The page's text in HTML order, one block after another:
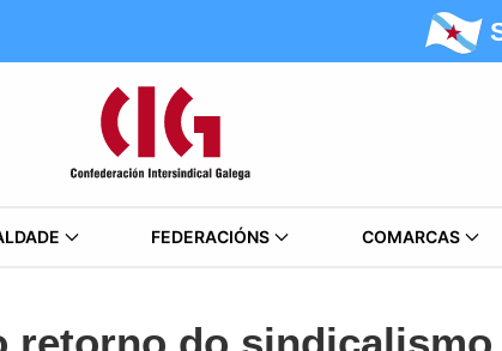
FEDERACIÓNS COMARCAS